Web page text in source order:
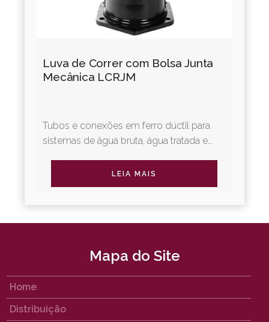
Luva de Correr com Bolsa Junta
Mecânica LCRJM
Tubos e conexões em ferro dúctil para
sistemas de água bruta, água tratada e
diversos tipos de juntas...
LEIA MAIS
Mapa do Site
Home
Distribuição